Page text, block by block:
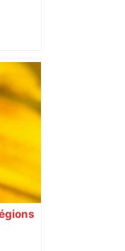
aux